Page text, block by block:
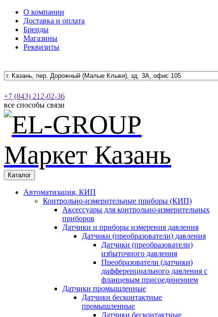
О компании
Доставка и оплата
Бренды
Магазины
Реквизиты
+7 (843) 212-02-36
все способы связи
Каталог
Автоматизация, КИП
Контрольно-измерительные приборы (КИП)
Аксессуары для контрольно-измерительных
приборов
Датчики и приборы измерения давления
Датчики (преобразователи) давления
Датчики (преобразователи)
избыточного давления
Преобразователи (датчики)
дифференциального давления с
фланцевым присоединением
Датчики промышленные
Датчики бесконтактные
промышленные
Датчики бесконтактные